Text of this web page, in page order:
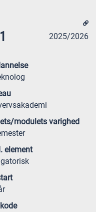
2025/2026
modulets varighed
element